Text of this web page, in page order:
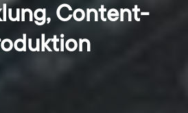
Content-